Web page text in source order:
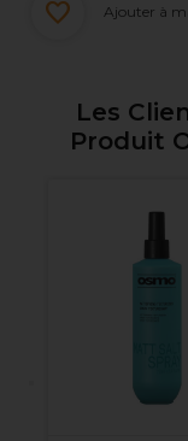
Ajouter à
Les
Produit